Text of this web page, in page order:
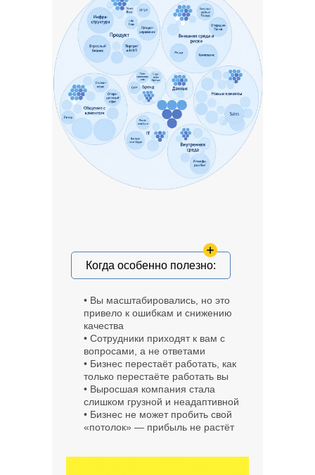
Когда особенно полезно:
• Вы масштабировались, но это
привело к ошибкам и снижению
качества
• Сотрудники приходят к вам с
вопросами, а не ответами
• Бизнес перестаёт работать, как
только перестаёте работать вы
• Выросшая компания стала
слишком грузной и неадаптивной
• Бизнес не может пробить свой
«потолок» — прибыль не растёт